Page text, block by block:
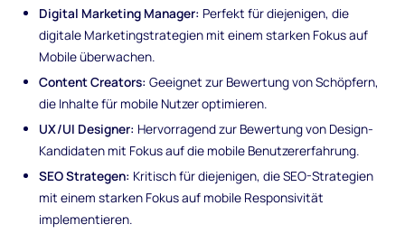
Digital Marketing Manager: Perfekt für diejenigen, die
digitale Marketingstrategien mit einem starken Fokus auf
Mobile überwachen.
Content Creators: Geeignet zur Bewertung von Schöpfern,
die Inhalte für mobile Nutzer optimieren.
UX/UI Designer: Hervorragend zur Bewertung von Design-
Kandidaten mit Fokus auf die mobile Benutzererfahrung.
SEO Strategen: Kritisch für diejenigen, die SEO-Strategien
mit einem starken Fokus auf mobile Responsivität
implementieren.